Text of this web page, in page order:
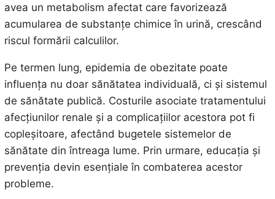
avea un metabolism afectat care favorizează
acumularea de substanțe chimice în urină, crescând
riscul formării calculilor.
Pe termen lung, epidemia de obezitate poate
influența nu doar sănătatea individuală, ci și sistemul
de sănătate publică. Costurile asociate tratamentului
afecțiunilor renale și a complicațiilor acestora pot fi
copleșitoare, afectând bugetele sistemelor de
sănătate din întreaga lume. Prin urmare, educația și
prevenția devin esențiale în combaterea acestor
probleme.